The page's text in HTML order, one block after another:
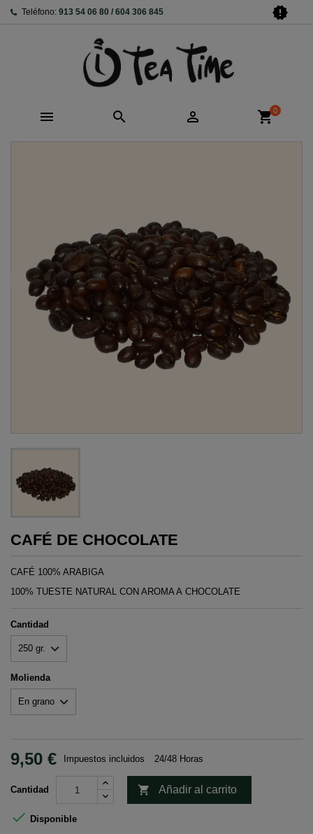
Teléfono: 913 54 06 80 / 604 306 845 new_releases
   shopping_cart0
CAFÉ DE CHOCOLATE
CAFÉ 100% ARABIGA
100% TUESTE NATURAL CON AROMA A CHOCOLATE
Cantidad
Molienda
9,50 € Impuestos incluidos 24/48 Horas
Cantidad  Añadir al carrito
 Disponible